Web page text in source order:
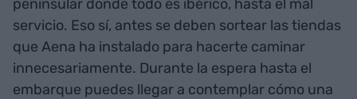
peninsular donde todo es ibérico, hasta el mal
servicio. Eso sí, antes se deben sortear las tiendas
que Aena ha instalado para hacerte caminar
innecesariamente. Durante la espera hasta el
embarque puedes llegar a contemplar cómo una